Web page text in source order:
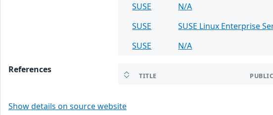
SUSE
N/A
SUSE
SUSE Linux Enterprise
SUSE
N/A
References
TITLE
Show details on source website